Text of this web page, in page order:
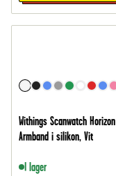
Withings Scanwatch Horizon
Armband i silikon, Vit
I lager